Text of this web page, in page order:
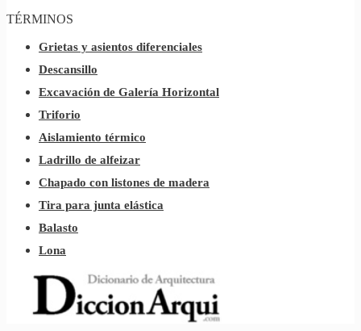
TÉRMINOS
Grietas y asientos diferenciales
Descansillo
Excavación de Galería Horizontal
Triforio
Aislamiento térmico
Ladrillo de alfeizar
Chapado con listones de madera
Tira para junta elástica
Balasto
Lona